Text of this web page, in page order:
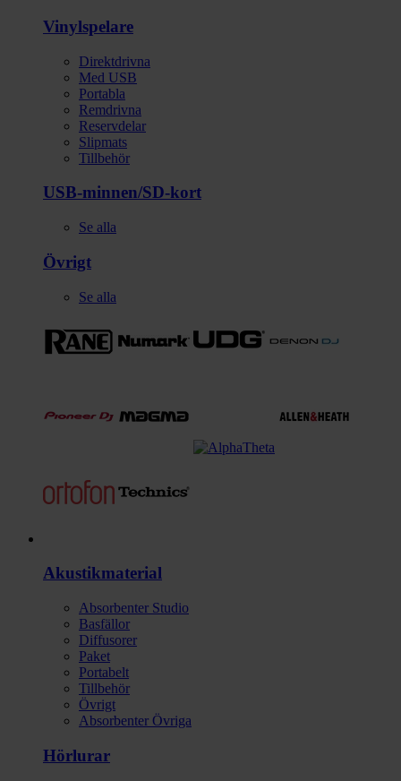
Vinylspelare
Direktdrivna
Med USB
Portabla
Remdrivna
Reservdelar
Slipmats
Tillbehör
USB-minnen/SD-kort
Se alla
Övrigt
Se alla
Akustikmaterial
Absorbenter Studio
Basfällor
Diffusorer
Paket
Portabelt
Tillbehör
Övrigt
Absorbenter Övriga
Hörlurar